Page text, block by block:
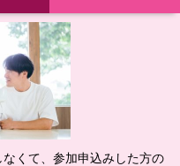
くて、参加申込みした方の